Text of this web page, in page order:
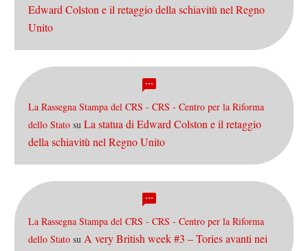
Edward Colston e il retaggio della schiavitù nel Regno
Unito
La Rassegna Stampa del CRS - CRS - Centro per la Riforma
dello Stato su La statua di Edward Colston e il retaggio
della schiavitù nel Regno Unito
La Rassegna Stampa del CRS - CRS - Centro per la Riforma
dello Stato su A very British week #3 – Tories avanti nei